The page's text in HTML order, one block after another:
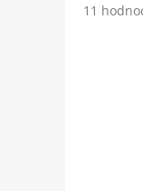
Průměrné
11